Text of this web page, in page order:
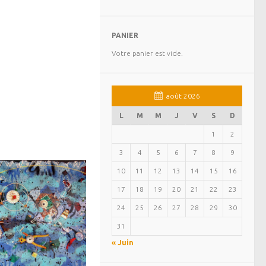
PANIER
Votre panier est vide.
août 2026
L M M J V S D
1 2
3 4 5 6 7 8 9
10 11 12 13 14 15 16
17 18 19 20 21 22 23
24 25 26 27 28 29 30
31
« Juin